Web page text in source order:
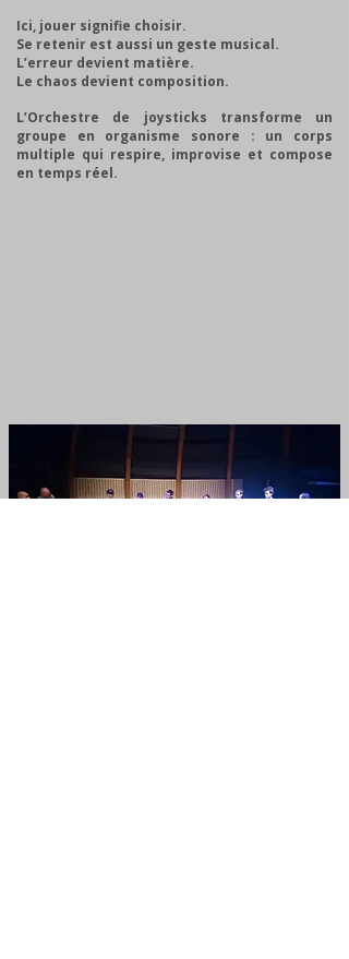
Ici, jouer signifie choisir.
Se retenir est aussi un geste musical.
L’erreur devient matière.
Le chaos devient composition.
L’Orchestre de joysticks transforme un
groupe en organisme sonore : un corps
multiple qui respire, improvise et compose
en temps réel.